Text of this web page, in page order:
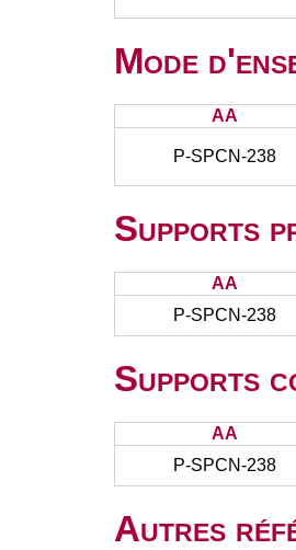
Mode
AA
P-SPCN-238
Supports
AA
P-SPCN-238
Supports
AA
P-SPCN-238
Autres